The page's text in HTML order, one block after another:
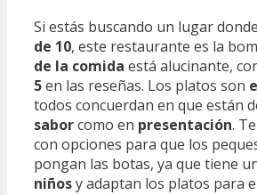
Si estás buscando un lugar
de 10, este restaurante es la
de la comida está alucinante,
5en las reseñas. Los platos son
todos concuerdan en que están
saborcomo en presentación.
con opciones para que los
pongan las botas, ya que tiene
niñosy adaptan los platos para